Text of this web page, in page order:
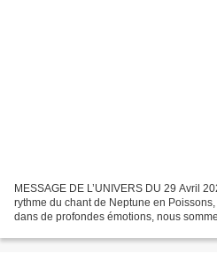
MESSAGE DE L’UNIVERS DU 29 Avril
rythme du chant de Neptune en
dans de profondes émotions, nous